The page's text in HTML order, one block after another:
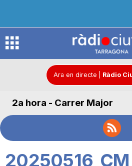
R
d
Ara en directe Ràdio
2a hora - Carrer Major